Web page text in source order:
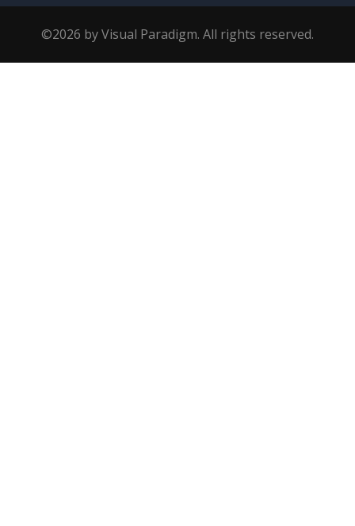
©2026 by Visual Paradigm. All rights reserved.